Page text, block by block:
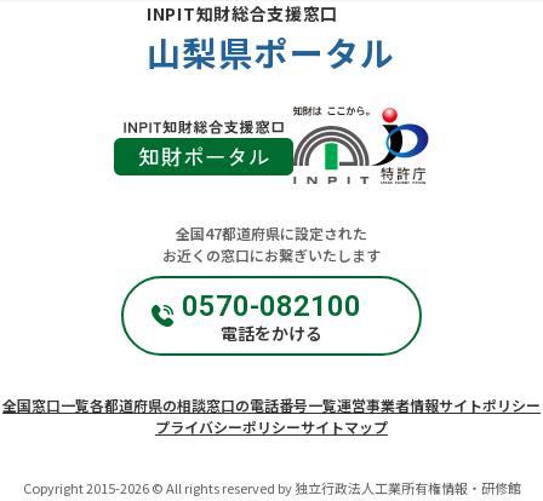
INPIT知財総合支援窓口
山梨県ポータル
全国47都道府県に設定された
お近くの窓口にお繋ぎいたします
0570-082100
電話をかける
全国窓口一覧各都道府県の相談窓口の電話番号一覧運営事業者情報サイトポリシー
プライバシーポリシーサイトマップ
Copyright 2015-2026 © All rights reserved by 独立行政法人工業所有権情報・研修館